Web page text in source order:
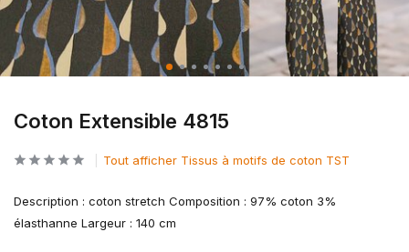
Coton Extensible 4815
Tout afficher Tissus à motifs de coton TST
Description : coton stretch Composition : 97% coton 3%
élasthanne Largeur : 140 cm